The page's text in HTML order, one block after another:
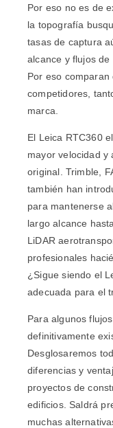
Por eso no es de
la topografía
tasas de captura
alcance y flujos de
Por eso
competidores,
marca.
El Leica RTC360
mayor velocidad y
original. Trimble,
también han
para mantenerse
largo alcance
LiDAR
profesionales
¿Sigue siendo el
adecuada para el
Para algunos
definitivamente
Desglosaremos
diferencias y
proyectos de
edificios. Saldrá
muchas